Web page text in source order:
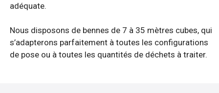
adéquate.
Nous disposons de bennes de 7 à 35 mètres cubes, qui
s’adapterons parfaitement à toutes les configurations
de pose ou à toutes les quantités de déchets à traiter.